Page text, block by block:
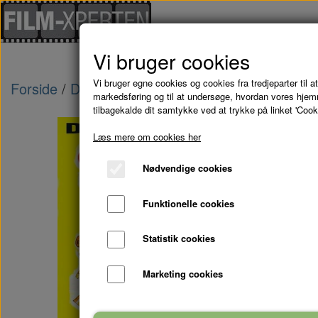
Forside Danske Film SOLSTIK - DVD
Vi bruger cookies
Vi bruger egne cookies og cookies fra tredjeparter til
markedsføring og til at undersøge, hvordan vores
tilbagekalde dit samtykke ved at trykke på linket
Læs mere om cookies her
Nødvendige cookies
Funktionelle cookies
Statistik cookies
Marketing cookies